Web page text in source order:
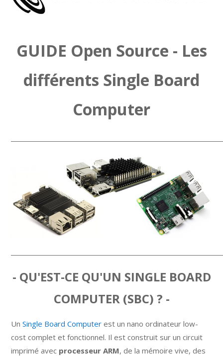
GUIDE Open Source - Les
différents Single Board
Computer
- QU'EST-CE QU'UN SINGLE BOARD
COMPUTER (SBC) ? -
UnSingle Board Computer est un nano ordinateur low-
cost complet et fonctionnel. Il est construit sur un circuit
imprimé avec processeur ARM, de la mémoire vive, des